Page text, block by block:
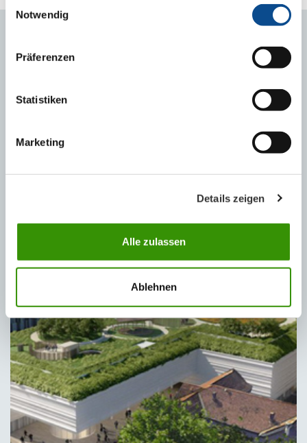
Notwendig
Präferenzen
Statistiken
Marketing
Details zeigen
Alle zulassen
Ablehnen
Rozšíření výroby tepelněizolačních desek XPS v